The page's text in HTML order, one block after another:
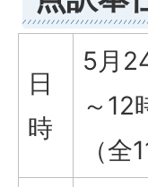
日
時
5月
～12
（全